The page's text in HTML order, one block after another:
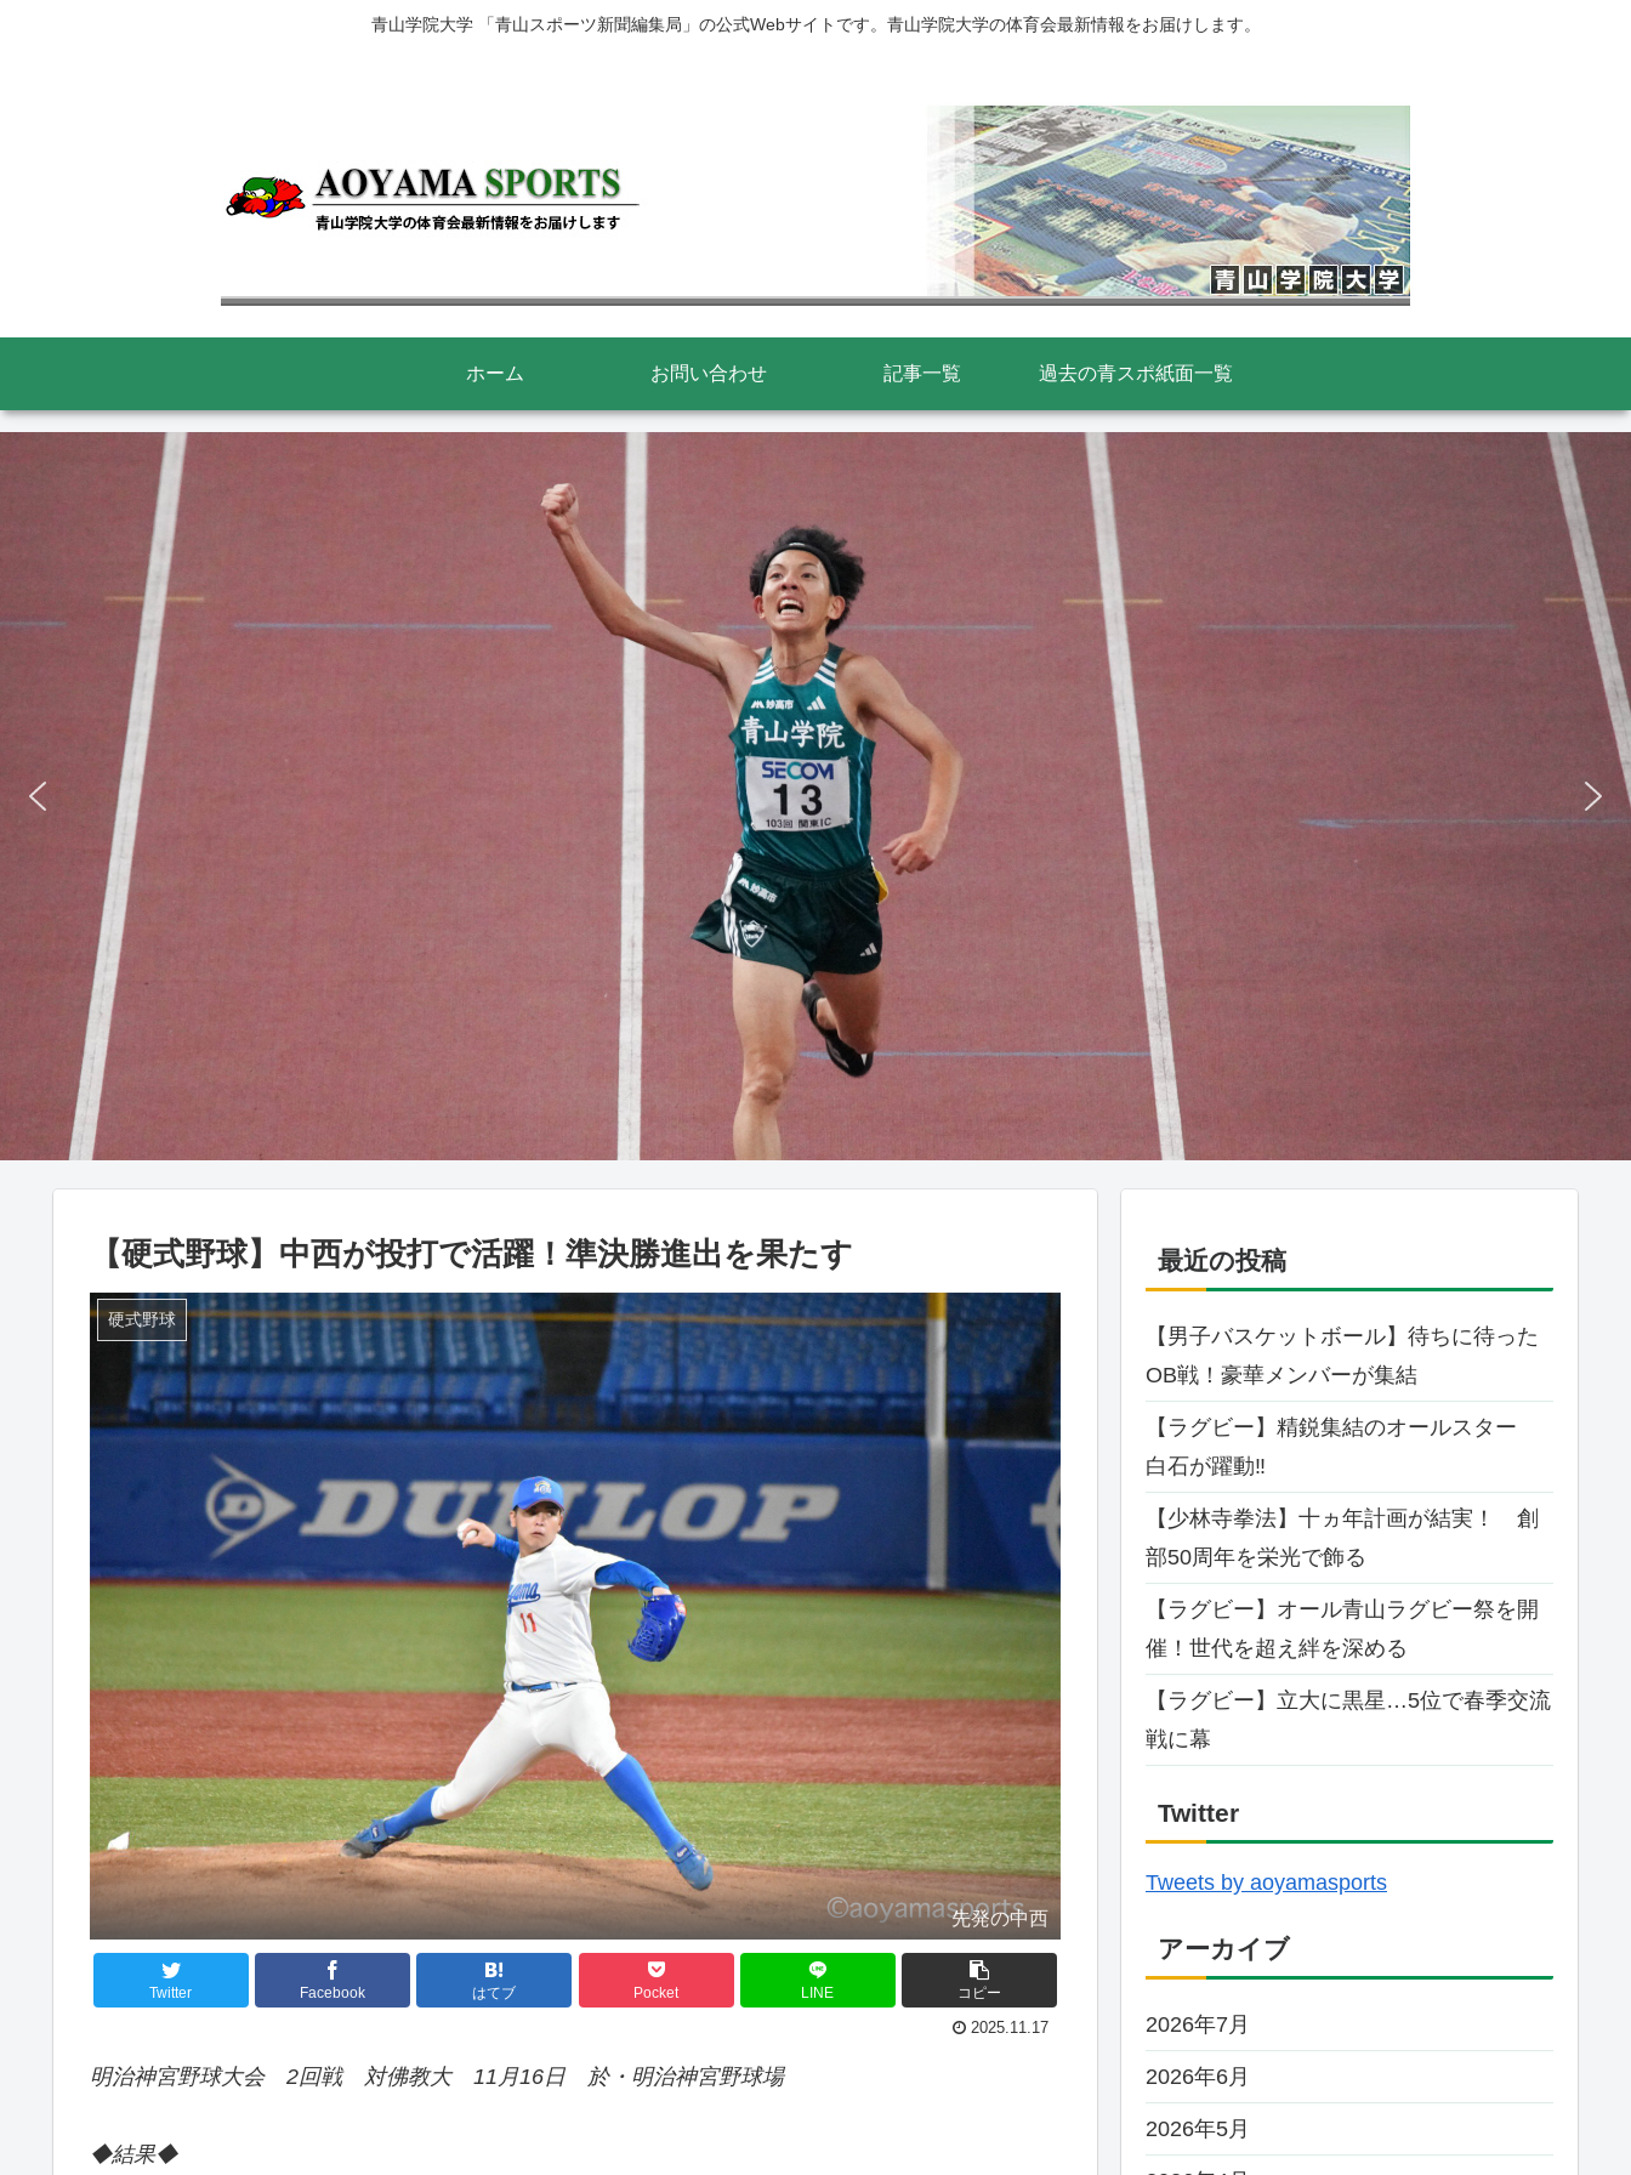
青山学院大学 「青山スポーツ新聞編集局」の公式Webサイトです。青山学院大学の体育会最新情報をお届けします。
ホーム お問い合わせ 記事一覧 過去の青スポ紙面一覧
【硬式野球】中西が投打で活躍！準決勝進出を果たす
硬式野球
先発の中西
Twitter Facebook はてブ Pocket LINE コピー
2025.11.17
明治神宮野球大会 2回戦 対佛教大 11月16日 於・明治神宮野球場
◆結果◆
最近の投稿
【男子バスケットボール】待ちに待った
OB戦！豪華メンバーが集結
【ラグビー】精鋭集結のオールスター
白石が躍動‼
【少林寺拳法】十ヵ年計画が結実！ 創
部50周年を栄光で飾る
【ラグビー】オール⻘⼭ラグビー祭を開
催！世代を超え絆を深める
【ラグビー】立大に黒星…5位で春季交流
戦に幕
Twitter
Tweets by aoyamasports
アーカイブ
2026年7月
2026年6月
2026年5月